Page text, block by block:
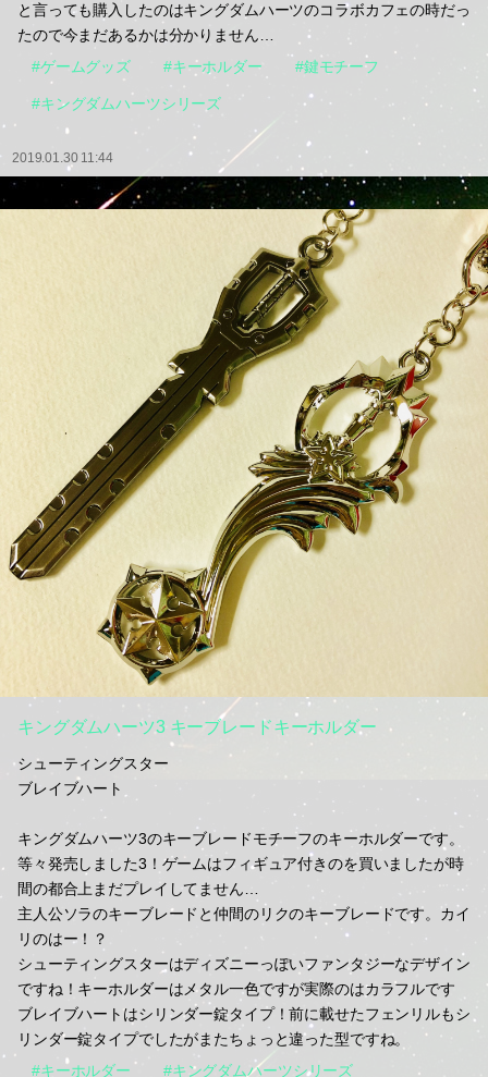
と言っても購入したのはキングダムハーツのコラボカフェの時だっ
たので今まだあるかは分かりません…
#ゲームグッズ
#キーホルダー #鍵モチーフ
#キングダムハーツシリーズ
2019.01.30 11:44
キングダムハーツ3 キーブレードキーホルダー
シューティングスター
ブレイブハート
キングダムハーツ3のキーブレードモチーフのキーホルダーです。
等々発売しました3！ゲームはフィギュア付きのを買いましたが時
間の都合上まだプレイしてません…
主人公ソラのキーブレードと仲間のリクのキーブレードです。カイ
リのはー！？
シューティングスターはディズニーっぽいファンタジーなデザイン
ですね！キーホルダーはメタル一色ですが実際のはカラフルです
ブレイブハートはシリンダー錠タイプ！前に載せたフェンリルもシ
リンダー錠タイプでしたがまたちょっと違った型ですね。
#キーホルダー
#キングダムハーツシリーズ